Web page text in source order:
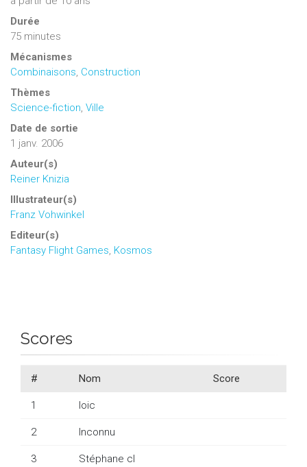
Durée
75 minutes
Mécanismes
Combinaisons, Construction
Thèmes
Science-fiction, Ville
Date de sortie
1 janv. 2006
Auteur(s)
Reiner Knizia
Illustrateur(s)
Franz Vohwinkel
Editeur(s)
Fantasy Flight Games, Kosmos
Scores
# Nom Score
1 loic
2 Inconnu
3 Stéphane cl